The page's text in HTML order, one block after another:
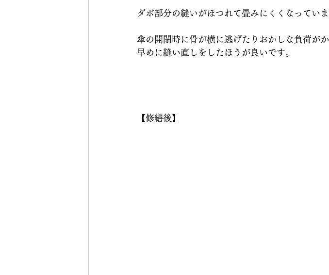
ダボ部分の縫いがほつれて畳みにくくなっていま
傘の開閉時に骨が横に逃げたりおかしな負荷が
早めに縫い直しをしたほうが良いです。
【修繕後】